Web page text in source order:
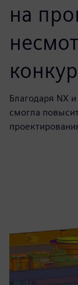
на
Благодаря NX
смогла